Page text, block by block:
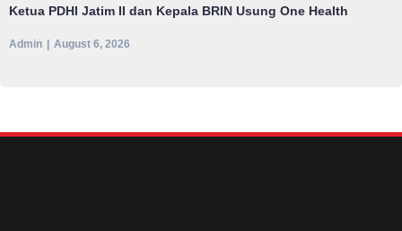
Ketua PDHI Jatim II dan Kepala BRIN Usung One Health
Admin August 6, 2026